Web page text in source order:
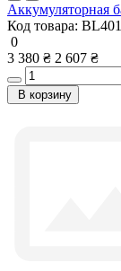
Аккумуляторная
Код товара:
0
3 380 ₴ 2 607 ₴
В корзину